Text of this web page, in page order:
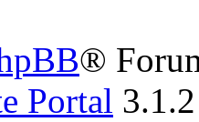
®
Portal